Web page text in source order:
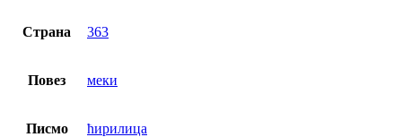
Страна 363
Повез меки
Писмо ћирилица